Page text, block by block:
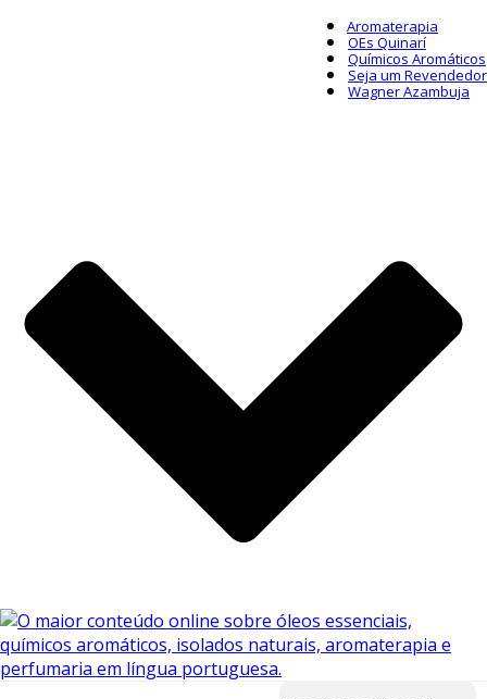
Aromaterapia
OEs Quinarí
Químicos Aromáticos
Seja um Revendedor
Wagner Azambuja